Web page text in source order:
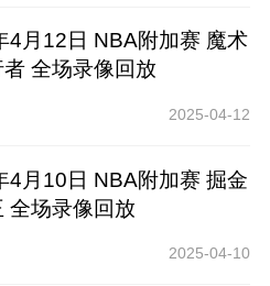
4月12日 NBA附加赛 魔术
全场录像回放
2025-04-12
4月10日 NBA附加赛 掘金
全场录像回放
2025-04-10